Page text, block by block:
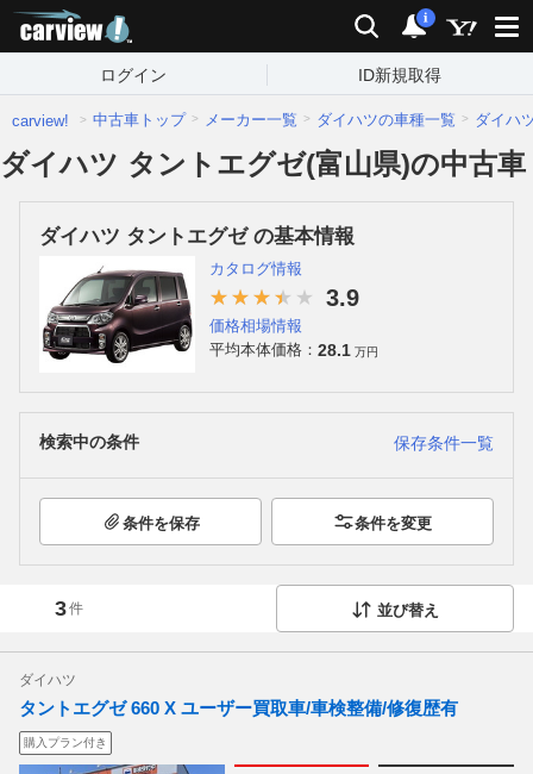
検索 通知
i
ログイン ID新規取得
carview! 中古車トップ メーカー一覧 ダイハツの車種一覧 ダイハ
ダイハツ タントエグゼ(富山県)の中古車
ダイハツ タントエグゼ の基本情報
カタログ情報
3.9
価格相場情報
平均本体価格： 28.1 万円
検索中の条件 保存条件一覧
条件を保存 条件を変更
3件 並び替え
ダイハツ
タントエグゼ 660 X ユーザー買取車/車検整備/修復歴有
購入プラン付き